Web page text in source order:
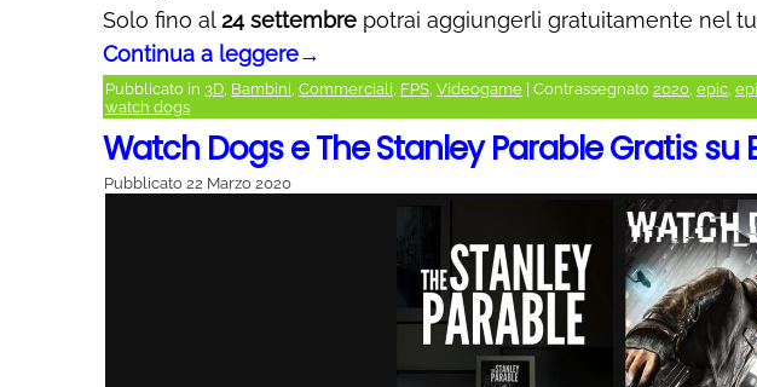
Solo fino al24 settembre potrai aggiungerli gratuitamente nel
Continua a leggere→
Pubblicato in 3D, Bambini, Commerciali, FPS, Videogame Contrassegnato 2020, epic,
watch dogs
Watch Dogs e The Stanley Parable Gratis su
Pubblicato 22 Marzo 2020